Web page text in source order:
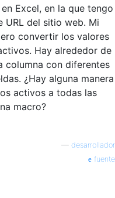
Excel, en la que tengo
URL del sitio web. Mi
convertir los valores
Hay alrededor de
columna con diferentes
¿Hay alguna manera
activos a todas las
macro?
desarrollador
fuente